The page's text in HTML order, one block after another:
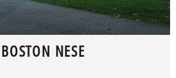
BOSTON NESE